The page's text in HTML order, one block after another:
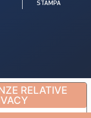
STAMPA
RELATIVE